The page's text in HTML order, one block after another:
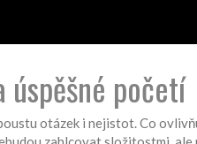
úspěšné početí
otázek i nejistot. Co